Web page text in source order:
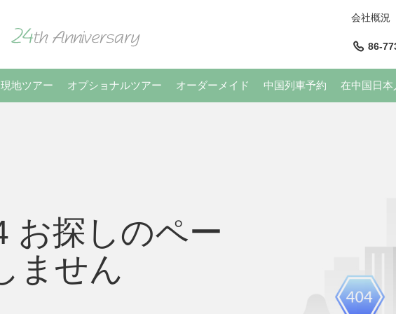
会社概況
86-
地ツアー オプショナルツアー オーダーメイド 中国列車予約 在中国日
お探しのペー
ません